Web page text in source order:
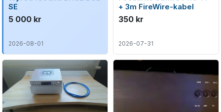
SE
5 000 kr
2026-08-01
+ 3m FireWire-kabel
350 kr
2026-07-31